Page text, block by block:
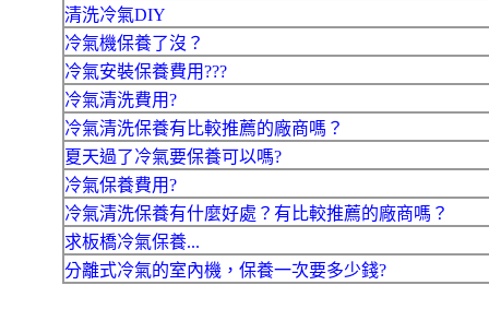
清洗冷氣DIY
冷氣機保養了沒？
冷氣安裝保養費用???
冷氣清洗費用?
冷氣清洗保養有比較推薦的廠商嗎？
夏天過了冷氣要保養可以嗎?
冷氣保養費用?
冷氣清洗保養有什麼好處？有比較推薦的廠商嗎？
求板橋冷氣保養...
分離式冷氣的室內機，保養一次要多少錢?